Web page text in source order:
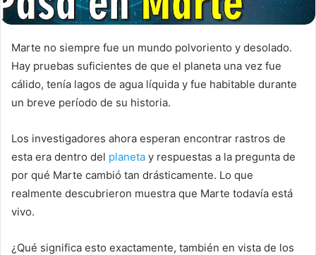
Marte no siempre fue un mundo polvoriento y desolado.
Hay pruebas suficientes de que el planeta una vez fue
cálido, tenía lagos de agua líquida y fue habitable durante
un breve período de su historia.
Los investigadores ahora esperan encontrar rastros de
esta era dentro del planeta y respuestas a la pregunta de
por qué Marte cambió tan drásticamente. Lo que
realmente descubrieron muestra que Marte todavía está
vivo.
¿Qué significa esto exactamente, también en vista de los